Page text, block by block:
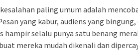
paling umum adalah
yang kabur, audiens yang
hampir selalu punya satu benang
mereka mudah dikenali dan